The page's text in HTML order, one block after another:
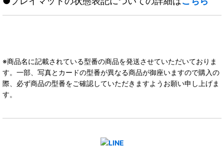
※商品名に記載されている型番の商品を発送させていただいておりま
す。一部、写真とカードの型番が異なる商品が御座いますので購入の
際、必ず商品の型番をご確認していただきますようお願い申し上げま
す。